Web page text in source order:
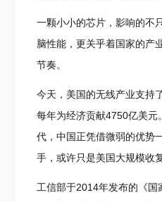
一颗小小的芯片，影响的不
脑性能，更关乎着国家的产
节奏。
今天，美国的无线产业支持
每年为经济贡献4750亿美元
代，中国正凭借微弱的优势
手，或许只是美国大规模收
工信部于2014年发布的《国